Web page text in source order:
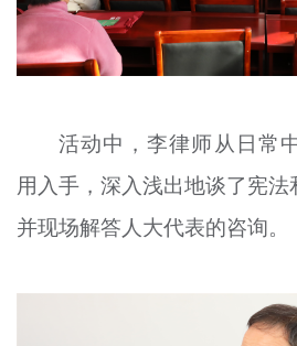
活动中，李律师从日常
用入手，深入浅出地谈了宪法
并现场解答人大代表的咨询。